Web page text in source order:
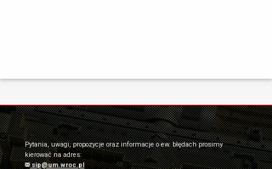
Pytania, uwagi, propozycje oraz informacje o ew. błędach prosimy
kierować na adres:
sip@um.wroc.pl